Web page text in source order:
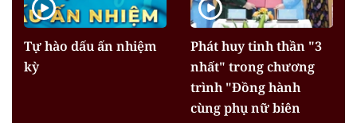
Tự hào dấu ấn nhiệm
kỳ
Phát huy tinh thần "3
nhất" trong chương
trình "Đồng hành
cùng phụ nữ biên